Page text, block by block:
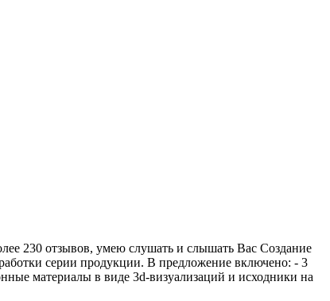
230 отзывов, умею слушать и слышать Вас Создание
серии продукции. В предложение включено: - 3
материалы в виде 3d-визуализаций и исходники на